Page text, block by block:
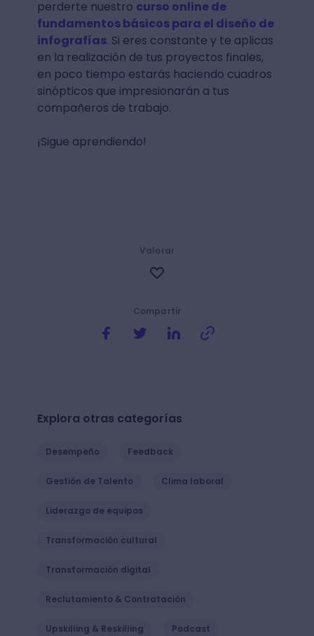
perderte nuestro curso online de
fundamentos básicos para el diseño de
infografías. Si eres constante y te aplicas
en la realización de tus proyectos finales,
en poco tiempo estarás haciendo cuadros
sinópticos que impresionarán a tus
compañeros de trabajo.
¡Sigue aprendiendo!
Compartir
Valorar
Explora otras categorías
Desempeño Feedback
Gestión de Talento Clima laboral
Liderazgo de equipos
Transformación cultural
Transformación digital
Reclutamiento & Contratación
Upskilling & Reskilling Podcast